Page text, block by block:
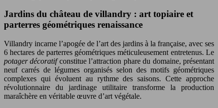
Jardins du château de villandry : art topiaire et
parterres géométriques renaissance
Villandry incarne l’apogée de l’art des jardins à la française, avec ses
6 hectares de parterres géométriques méticuleusement entretenus. Le
potager décoratifconstitue l’attraction phare du domaine, présentant
neuf carrés de légumes organisés selon des motifs géométriques
complexes qui évoluent au rythme des saisons. Cette approche
révolutionnaire du jardinage utilitaire transforme la production
maraîchère en véritable œuvre d’art végétale.